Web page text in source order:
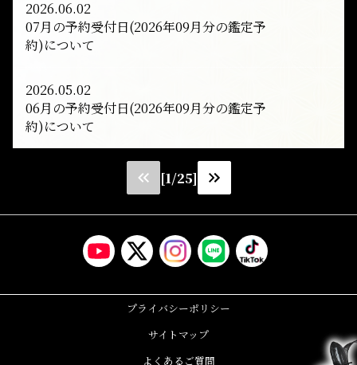
2026.06.02
07月の予約受付日(2026年09月分の鑑定予
約)について
2026.05.02
06月の予約受付日(2026年09月分の鑑定予
約)について
[1/25]
プライバシーポリシー
サイトマップ
よくあるご質問